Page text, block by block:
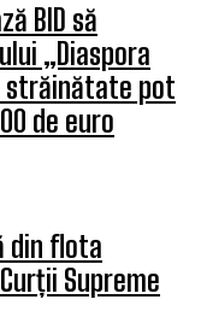
BID să
„Diaspora
străinătate pot
de euro
din flota
Supreme